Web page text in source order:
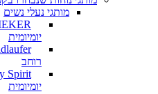
מותגי נעלי נשים
יומיומית
רוחב
יומיומית